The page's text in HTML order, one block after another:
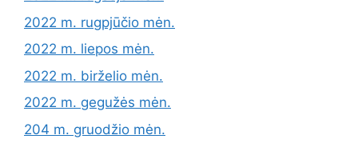
2022 m. rugpjūčio mėn.
2022 m. liepos mėn.
2022 m. birželio mėn.
2022 m. gegužės mėn.
204 m. gruodžio mėn.